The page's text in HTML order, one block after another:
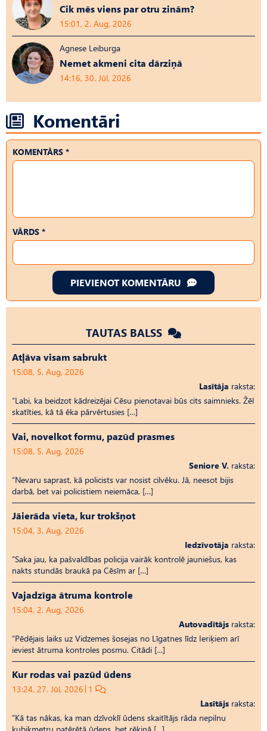
Cik mēs viens par otru zinām?
15:01, 2. Aug, 2026
Agnese Leiburga
Nemet akmeni cita dārziņā
14:16, 30. Jūl, 2026
Komentāri
KOMENTĀRS *
VĀRDS *
PIEVIENOT KOMENTĀRU
TAUTAS BALSS
Atļāva visam sabrukt
15:08, 5. Aug, 2026
Lasītāja raksta:
“Labi, ka beidzot kādreizējai Cēsu pienotavai būs cits saimnieks. Žēl
skatīties, kā tā ēka pārvērtusies […]
Vai, novelkot formu, pazūd prasmes
15:08, 5. Aug, 2026
Seniore V. raksta:
“Nevaru saprast, kā policists var nosist cilvēku. Jā, neesot bijis
darbā, bet vai policistiem neiemāca, […]
Jāierāda vieta, kur trokšņot
15:04, 3. Aug, 2026
Iedzīvotāja raksta:
“Saka jau, ka pašvaldības policija vairāk kontrolē jauniešus, kas
nakts stundās braukā pa Cēsīm ar […]
Vajadzīga ātruma kontrole
15:04, 2. Aug, 2026
Autovadītājs raksta:
“Pēdējais laiks uz Vid­ze­mes šosejas no Līgatnes līdz Ieriķiem arī
ieviest ātruma kontroles posmu. Citādi […]
Kur rodas vai pazūd ūdens
13:24, 27. Jūl, 2026 1
Lasītājs raksta:
“Kā tas nākas, ka man dzīvoklī ūdens skaitītājs rāda nepilnu